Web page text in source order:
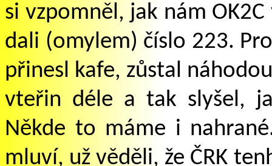
si vzpomněl, jak nám
dali (omylem) číslo 223.
přinesl kafe, zůstal
vteřin déle a tak slyšel,
Někde to máme i
mluví, už věděli, že ČRK